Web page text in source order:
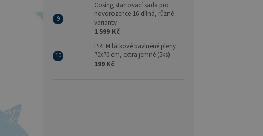
Cosing startovací sada pro
novorozence 16-dílná, různé
varianty
1 599 Kč
PREM látkové bavlněné pleny
70x70 cm, extra jemné (5ks)
199 Kč